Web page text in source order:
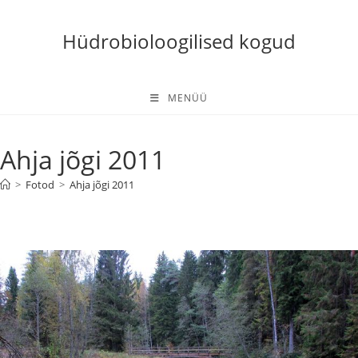
Hüdrobioloogilised kogud
MENÜÜ
Ahja jõgi 2011
> Fotod > Ahja jõgi 2011